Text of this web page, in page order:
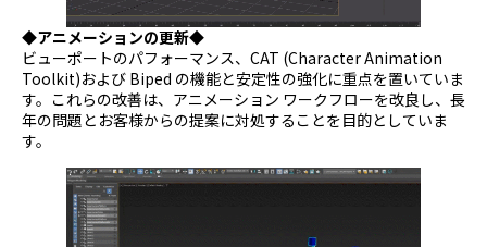
◆アニメーションの更新◆
ビューポートのパフォーマンス、CAT (Character Animation
Toolkit)および Biped の機能と安定性の強化に重点を置いていま
す。これらの改善は、アニメーション ワークフローを改良し、長
年の問題とお客様からの提案に対処することを目的としていま
す。